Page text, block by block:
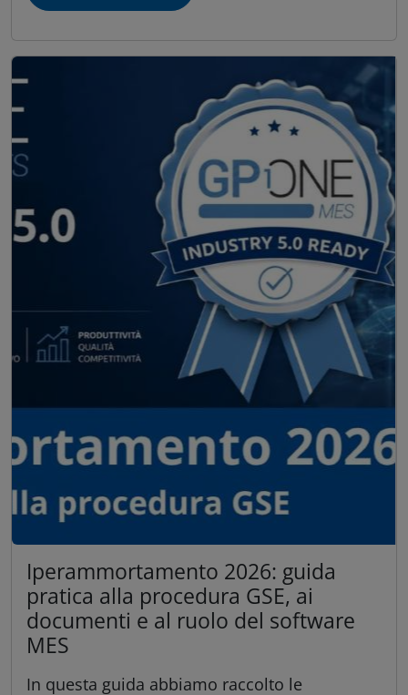
Iperammortamento 2026: guida
pratica alla procedura GSE, ai
documenti e al ruolo del software
MES
In questa guida abbiamo raccolto le